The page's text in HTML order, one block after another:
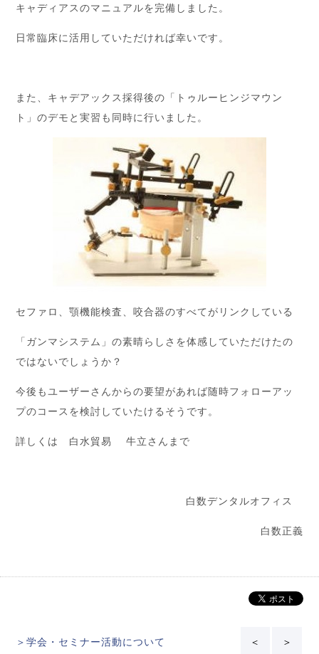
キャディアスのマニュアルを完備しました。
日常臨床に活用していただければ幸いです。
また、キャデアックス採得後の「トゥルーヒンジマウン
ト」のデモと実習も同時に行いました。
セファロ、顎機能検査、咬合器のすべてがリンクしている
「ガンマシステム」の素晴らしさを体感していただけたの
ではないでしょうか？
今後もユーザーさんからの要望があれば随時フォローアッ
プのコースを検討していたけるそうです。
詳しくは 白水貿易 牛立さんまで
白数デンタルオフィス
白数正義
＞学会・セミナー活動について ＜ ＞